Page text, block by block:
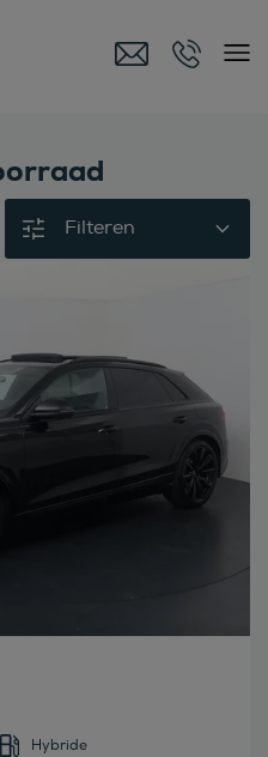
Filteren
Hybride